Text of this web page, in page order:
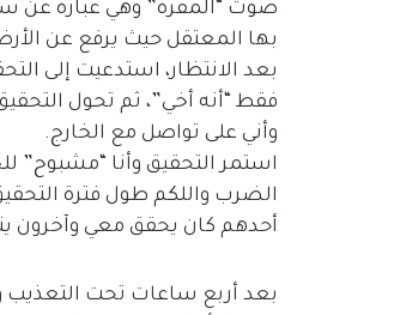
صوت “المقرة” وهي عبارة عن
بها المعتقل حيث يرفع عن
بعد الانتظار، استدعيت إلى
فقط “أنه أخي”، ثم تحول
وأني على تواصل مع الخارج.
استمر التحقيق وأنا
الضرب واللكم طول فترة
أحدهم كان يحقق معي وآخرون
بعد أربع ساعات تحت